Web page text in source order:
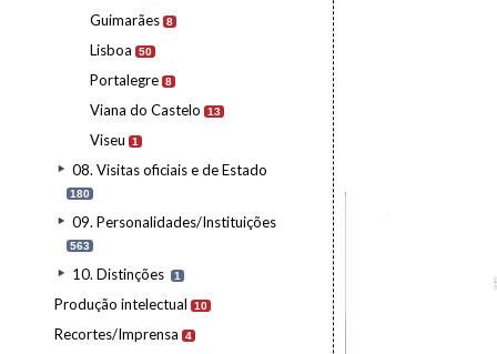
Guimarães 8
Lisboa 50
Portalegre 8
Viana do Castelo 13
Viseu 1
08. Visitas oficiais e de Estado
180
09. Personalidades/Instituições
563
10. Distinções 1
Produção intelectual 10
Recortes/Imprensa 4